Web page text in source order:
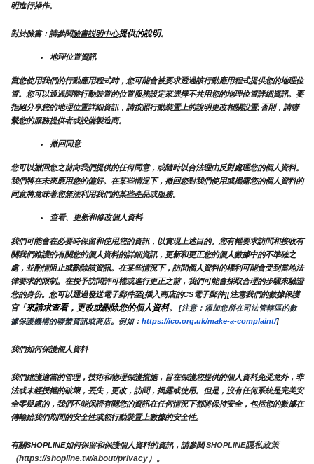
明進行操作。
對於臉書：請參閱臉書説明中心提供的說明。
地理位置資訊
當您使用我們的行動應用程式時，您可能會被要求透過該行動應用程式提供您的地理位
置。您可以通過調整行動裝置的位置服務設定來選擇不共用您的地理位置詳細資訊。要
拒絕分享您的地理位置詳細資訊，請按照行動裝置上的說明更改相關設置;否則，請聯
繫您的服務提供者或設備製造商。
撤回同意
您可以撤回您之前向我們提供的任何同意，或隨時以合法理由反對處理您的個人資料。
我們將在未來應用您的偏好。在某些情況下，撤回您對我們使用或揭露您的個人資料的
同意將意味著您無法利用我們的某些產品或服務。
查看、更新和修改個人資料
我們可能會在必要時保留和使用您的資訊，以實現上述目的。您有權要求訪問和接收有
關我們維護的有關您的個人資料的詳細資訊，更新和更正您的個人數據中的不準確之
處，並酌情阻止或刪除該資訊。在某些情況下，訪問個人資料的權利可能會受到當地法
律要求的限制。在授予訪問許可權或進行更正之前，我們可能會採取合理的步驟來驗證
您的身份。您可以通過發送電子郵件至{插入商店的CS電子郵件][注意我們的數據保護
官「來請求查看，更改或刪除您的個人資料。
[注意：添加您所在司法管轄區的數
據保護機構的聯繫資訊或商店。例如： https://ico.org.uk/make-a-complaint/]
我們如何保護個人資料
我們維護適當的管理，技術和物理保護措施，旨在保護您提供的個人資料免受意外，非
法或未經授權的破壞，丟失，更改，訪問，揭露或使用。但是，沒有任何系統是完美安
全零疑慮的，我們不能保證有關您的資訊在任何情況下都將保持安全，包括您的數據在
傳輸給我們期間的安全性或您行動裝置上數據的安全性。
有關SHOPLINE如何保留和保護個人資料的資訊，請參閱 SHOPLINE隱私政策
（https://shopline.tw/about/privacy）。